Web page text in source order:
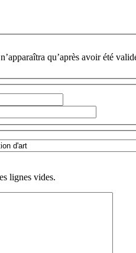
qu’après avoir été
lignes vides.